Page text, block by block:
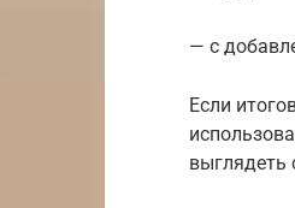
— с
Если